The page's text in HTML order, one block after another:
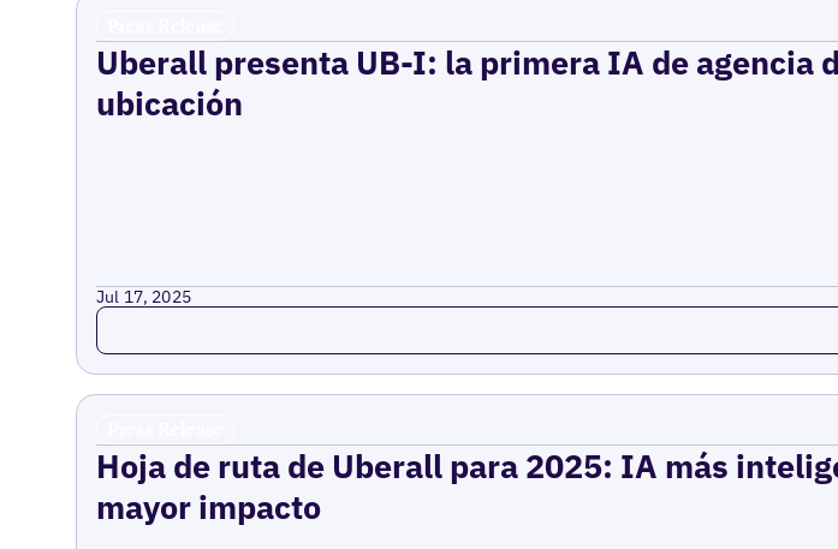
Uberall presenta UB-I: la primera IA de agencia
ubicación
Jul 17, 2025
Read more
Hoja de ruta de Uberall para 2025: IA más
mayor impacto